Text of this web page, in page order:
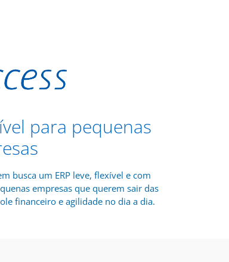
para pequenas
busca um ERP leve, flexível e com
empresas que querem sair das
financeiro e agilidade no dia a dia.